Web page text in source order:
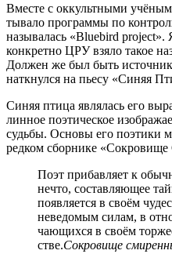
Вме­сте с оккульт­ны­ми
ты­ва­ло про­грам­мы по
назы­ва­лась «Bluebird project».
кон­крет­но ЦРУ взя­ло такое
Дол­жен же был быть
наткнул­ся на пье­су «Синяя
Синяя пти­ца явля­лась его
лин­ное поэ­ти­че­ское
судь­бы. Осно­вы его поэ­ти­ки
ред­ком сбор­ни­ке
Поэт при­бав­ля­ет к
нечто, состав­ля­ю­щее
появ­ля­ет­ся в сво­ём
неве­до­мым силам, в
ча­ю­щих­ся в сво­ём
стве.Сокро­ви­ще